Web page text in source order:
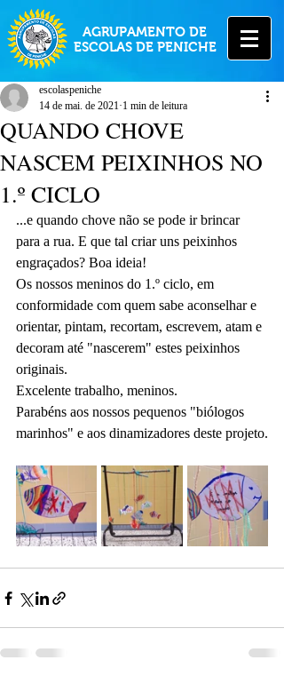
AGRUPAMENTO DE
ESCOLAS DE PENICHE
QUANDO CHOVE
NASCEM PEIXINHOS NO
1.º CICLO
escolaspeniche
14 de mai. de 2021 1 min de leitura
...e quando chove não se pode ir brincar
para a rua. E que tal criar uns peixinhos
engraçados? Boa ideia!
Os nossos meninos do 1.º ciclo, em
conformidade com quem sabe aconselhar e
orientar, pintam, recortam, escrevem, atam e
decoram até "nascerem" estes peixinhos
originais.
Excelente trabalho, meninos.
Parabéns aos nossos pequenos "biólogos
marinhos" e aos dinamizadores deste projeto.